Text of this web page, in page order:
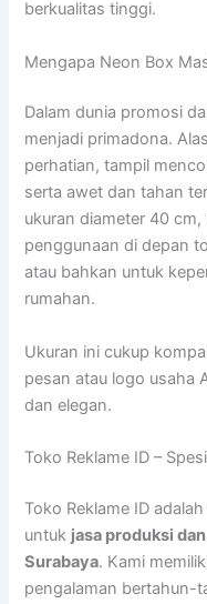
berkualitas tinggi.
Mengapa Neon Box
Dalam dunia promosi
menjadi primadona.
perhatian, tampil
serta awet dan tahan
ukuran diameter 40
penggunaan di depan
atau bahkan untuk
rumahan.
Ukuran ini cukup
pesan atau logo usaha
dan elegan.
Toko Reklame ID –
Toko Reklame ID
untuk jasa produksi
Surabaya. Kami
pengalaman bertahun-